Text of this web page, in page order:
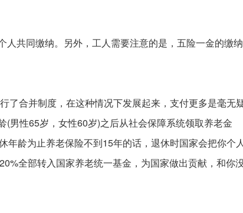
共同缴纳。另外，工人需要注意的是，五险一金的缴
了合并制度，在这种情况下发展起来，支付更多是毫无
男性65岁，女性60岁)之后从社会保障系统领取养老金
年龄为止养老保险不到15年的话，退休时国家会把你个
全部转入国家养老统一基金，为国家做出贡献，和你